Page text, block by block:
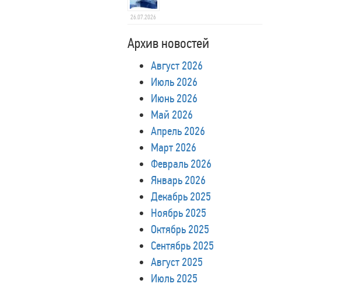
26.07.2026
Архив новостей
Август 2026
Июль 2026
Июнь 2026
Май 2026
Апрель 2026
Март 2026
Февраль 2026
Январь 2026
Декабрь 2025
Ноябрь 2025
Октябрь 2025
Сентябрь 2025
Август 2025
Июль 2025